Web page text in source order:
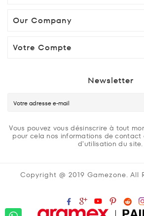
Our Company
Votre Compte
Newsletter
Vous pouvez vous désinscrire à tout
pour cela nos informations de contact
d'utilisation du site.
Copyright @ 2019 Gamezone. All